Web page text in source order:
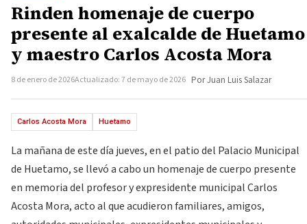
Rinden homenaje de cuerpo
presente al exalcalde de Huetamo
y maestro Carlos Acosta Mora
8 de enero de 2026Actualizado: 7 de mayo de 2026 Por Juan Luis Salazar
Carlos Acosta Mora Huetamo
La mañana de este día jueves, en el patio del Palacio Municipal
de Huetamo, se llevó a cabo un homenaje de cuerpo presente
en memoria del profesor y expresidente municipal Carlos
Acosta Mora, acto al que acudieron familiares, amigos,